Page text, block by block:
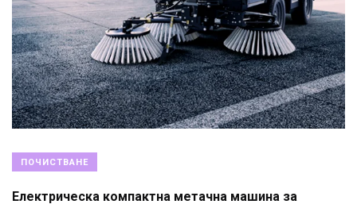
ПОЧИСТВАНЕ
Електрическа компактна метачна машина за